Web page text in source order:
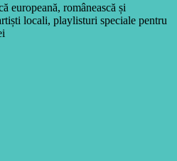
europeană, românească și
locali, playlisturi speciale pentru